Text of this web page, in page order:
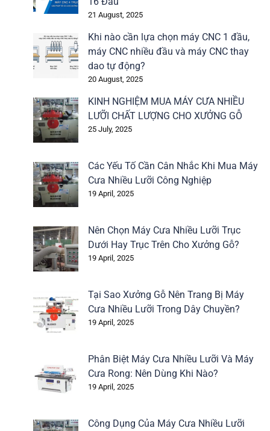
21 August, 2025
Khi nào cần lựa chọn máy CNC 1 đầu,
máy CNC nhiều đầu và máy CNC thay
dao tự động?
20 August, 2025
KINH NGHIỆM MUA MÁY CƯA NHIỀU
LƯỠI CHẤT LƯỢNG CHO XƯỞNG GỖ
25 July, 2025
Các Yếu Tố Cần Cân Nhắc Khi Mua Máy
Cưa Nhiều Lưỡi Công Nghiệp
19 April, 2025
Nên Chọn Máy Cưa Nhiều Lưỡi Trục
Dưới Hay Trục Trên Cho Xưởng Gỗ?
19 April, 2025
Tại Sao Xưởng Gỗ Nên Trang Bị Máy
Cưa Nhiều Lưỡi Trong Dây Chuyền?
19 April, 2025
Phân Biệt Máy Cưa Nhiều Lưỡi Và Máy
Cưa Rong: Nên Dùng Khi Nào?
19 April, 2025
Công Dụng Của Máy Cưa Nhiều Lưỡi